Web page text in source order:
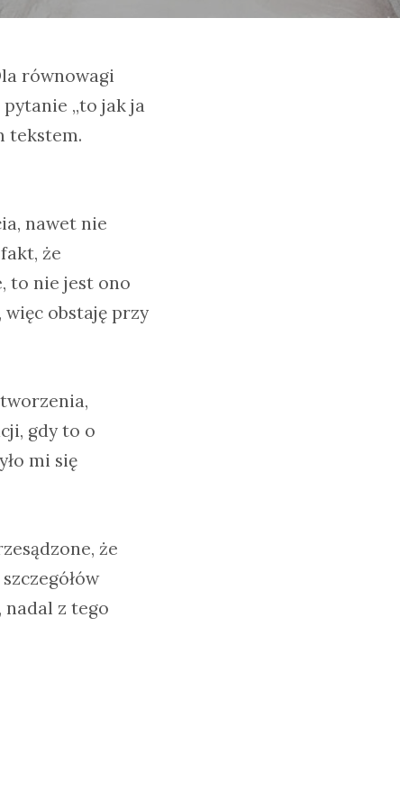
równowagi
„to jak ja
tekstem.
nawet nie
że
to nie jest ono
więc obstaję przy
gdy to o
mi się
że
nadal z tego